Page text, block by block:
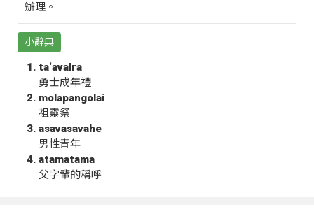
辦理。
小辭典
ta‘avalra
勇士成年禮
molapangolai
祖靈祭
asavasavahe
男性青年
atamatama
父字輩的稱呼